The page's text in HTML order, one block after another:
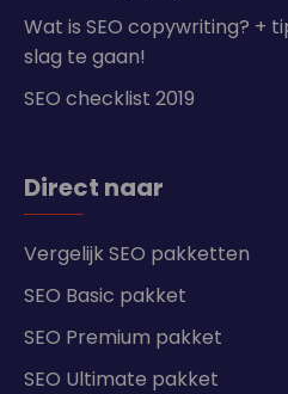
Wat is SEO copywriting? +
slag te gaan!
SEO checklist 2019
Direct naar
Vergelijk SEO pakketten
SEO Basic pakket
SEO Premium pakket
SEO Ultimate pakket